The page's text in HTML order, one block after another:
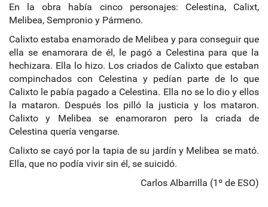
En la obra había cinco personajes: Celestina, Calixt,
Melibea, Sempronio y Pármeno.
Calixto estaba enamorado de Melibea y para conseguir que
ella se enamorara de él, le pagó a Celestina para que la
hechizara. Ella lo hizo. Los criados de Calixto que estaban
compinchados con Celestina y pedían parte de lo que
Calixto le pabía pagado a Celestina. Ella no se lo dio y ellos
la mataron. Después los pilló la justicia y los mataron.
Calixto y Melibea se enamoraron pero la criada de
Celestina quería vengarse.
Calixto se cayó por la tapia de su jardín y Melibea se mató.
Ella, que no podía vivir sin él, se suicidó.
Carlos Albarrilla (1º de ESO)